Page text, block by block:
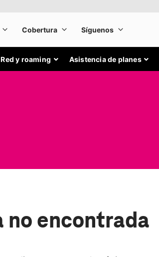
Red y roaming Asistencia de planes